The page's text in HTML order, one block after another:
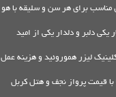
مناسب برای هر سن و سلیقه با هو
یکی دلبر و دلدار یکی از امید
لیزر هموروئید و هزینه عمل
با قیمت پرواز نجف و هتل کربل